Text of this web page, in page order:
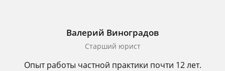
Валерий Виноградов
Старший юрист
Опыт работы частной практики почти 12 лет.